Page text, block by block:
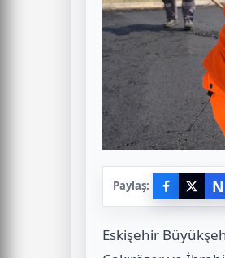
Paylaş: N
Eskişehir